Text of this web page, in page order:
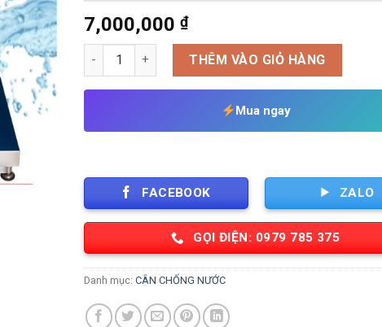
7,000,000₫
CÂN BÀN ĐIỆN TỬ CHỐNG NƯỚC 30KG-CÂN HẢI
THÊM VÀO GIỎ HÀNG
Mua ngay
FACEBOOK ZALO
GỌI ĐIỆN: 0979 785 375
Danh mục:CÂN CHỐNG NƯỚC